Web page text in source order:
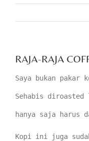
RAJA-RAJA
Saya bukan
Sehabis
hanya saja harus
Kopi ini juga